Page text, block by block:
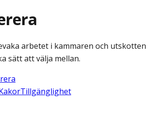
arbetet i kammaren och utskotten
sätt att välja mellan.
Tillgänglighet